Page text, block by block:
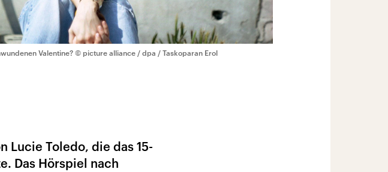
Valentine? © picture alliance / dpa / Taskoparan Erol
Lucie Toledo, die das 15-
Das Hörspiel nach